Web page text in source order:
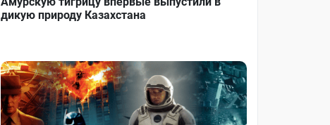
дикую природу Казахстана